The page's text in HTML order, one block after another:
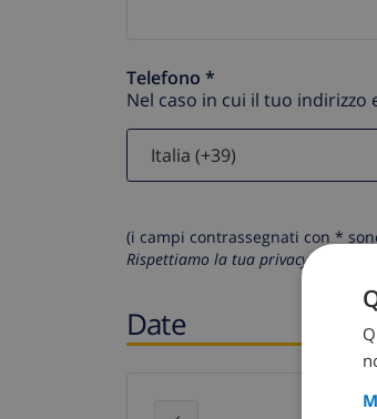
Telefono *
Nel caso in cui il tuo
(i campi contrassegnati con *
Rispettiamo la tua privacy. I tuoi
Date